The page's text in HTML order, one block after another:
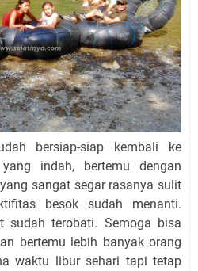
bersiap-siap kembali ke
indah, bertemu dengan
sangat segar rasanya sulit
besok sudah menanti.
sudah terobati. Semoga bisa
bertemu lebih banyak orang
waktu libur sehari tapi tetap